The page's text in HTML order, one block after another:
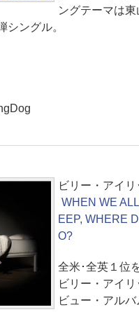
ングテーマは
シングル。
ビリー・アイリ
WHEN WE
EEP, WHERE
O?
全米･全英１位
ビリー・アイ
ビュー・アルバ